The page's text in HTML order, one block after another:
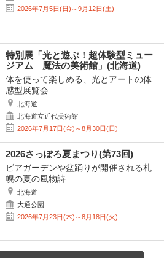
2026年7月5日(日)～9月12日(土)
特別展「光と遊ぶ！超体験型ミュー
ジアム 魔法の美術館」(北海道)
体を使って楽しめる、光とアートの体
感型展覧会
北海道
北海道立近代美術館
2026年7月17日(金)～8月30日(日)
2026さっぽろ夏まつり(第73回)
ビアガーデンや盆踊りが開催される札
幌の夏の風物詩
北海道
大通公園
2026年7月23日(木)～8月18日(火)